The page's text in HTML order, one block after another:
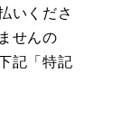
いくださ
せんの
記「特記